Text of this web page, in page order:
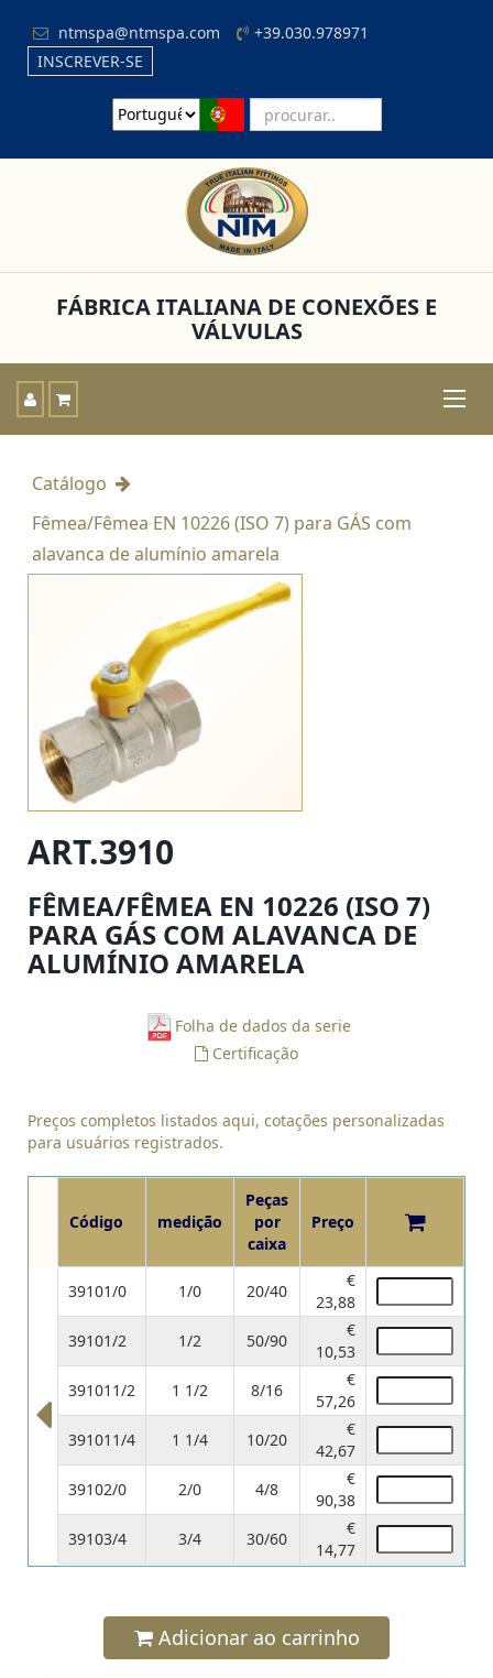
ntmspa@ntmspa.com
+39.030.978971
INSCREVER-SE
FÁBRICA ITALIANA DE CONEXÕES E
VÁLVULAS
Toggle
Catálogo
Fêmea/Fêmea EN 10226 (ISO 7) para GÁS com
alavanca de alumínio amarela
ART.3910
FÊMEA/FÊMEA EN 10226 (ISO 7)
PARA GÁS COM ALAVANCA DE
ALUMÍNIO AMARELA
Folha de dados da serie
Certificação
Preços completos listados aqui, cotações personalizadas
para usuários registrados.
Código medição
Peças
por
caixa
Preço
39101/0 1/0 20/40
€
23,88
39101/2
1/2 50/90
€
10,53
391011/2
1 1/2 8/16
€
57,26
391011/4
1 1/4 10/20
€
42,67
39102/0
2/0 4/8
€
90,38
39103/4
3/4 30/60
€
14,77
Adicionar ao carrinho